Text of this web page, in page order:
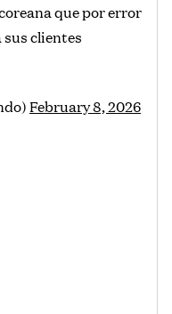
que por error
sus clientes
February 8, 2026